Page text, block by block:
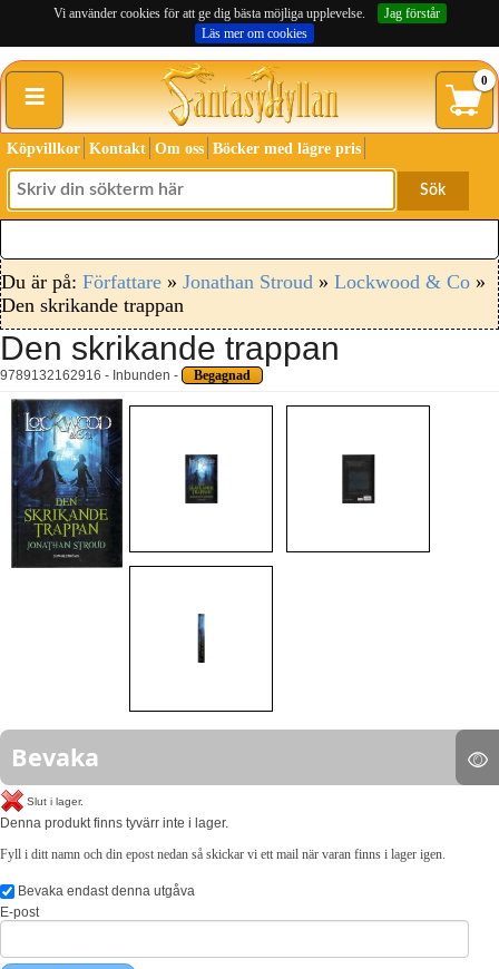
Vi använder cookies för att ge dig bästa möjliga upplevelse.
Jag förstår
Läs mer om cookies
≡ 0
Köpvillkor Kontakt Om oss Böcker med lägre pris
Sök
Du är på: Författare » Jonathan Stroud » Lockwood & Co »
Den skrikande trappan
Den skrikande trappan
9789132162916 - Inbunden - Begagnad
Bevaka
Slut i lager.
Denna produkt finns tyvärr inte i lager.
Fyll i ditt namn och din epost nedan så skickar vi ett mail när varan finns i lager igen.
Bevaka endast denna utgåva
E-post